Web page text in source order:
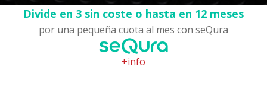
Divide en 3 sin coste o hasta en 12 meses
por una pequeña cuota al mes con seQura
+info